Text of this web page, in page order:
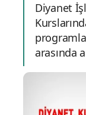
Diyanet
arasında